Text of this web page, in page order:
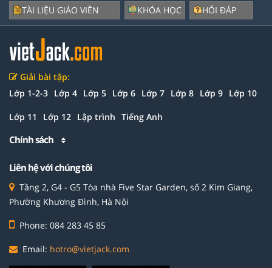
TÀI LIỆU GIÁO VIÊN
KHÓA HỌC
HỎI ĐÁP
Giải bài tập:
Lớp 1-2-3 Lớp 4 Lớp 5 Lớp 6 Lớp 7 Lớp 8 Lớp 9 Lớp 10
Lớp 11 Lớp 12 Lập trình Tiếng Anh
Chính sách
Liên hệ với chúng tôi
Tầng 2, G4 - G5 Tòa nhà Five Star Garden, số 2 Kim Giang,
Phường Khương Đình, Hà Nội
Phone: 084 283 45 85
Email: hotro@vietjack.com